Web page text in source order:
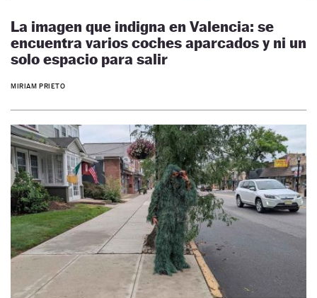
La imagen que indigna en Valencia: se
encuentra varios coches aparcados y ni un
solo espacio para salir
MIRIAM PRIETO